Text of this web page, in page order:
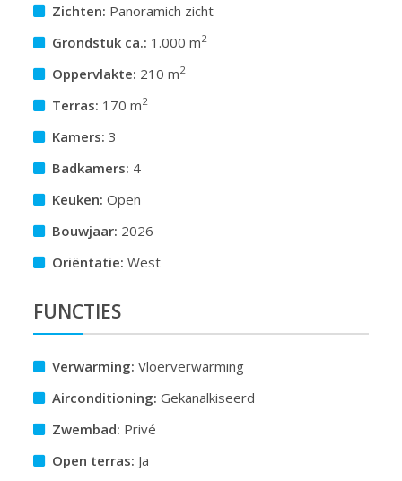
Zichten: Panoramich zicht
Grondstuk ca.: 1.000 m2
Oppervlakte: 210 m2
Terras: 170 m2
Kamers: 3
Badkamers: 4
Keuken: Open
Bouwjaar: 2026
Oriëntatie: West
FUNCTIES
Verwarming: Vloerverwarming
Airconditioning: Gekanalkiseerd
Zwembad: Privé
Open terras: Ja